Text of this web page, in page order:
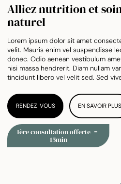
1ère consultation offerte
15min
Alliez nutrition et
naturel
Lorem ipsum dolor sit amet
velit. Mauris enim vel suspendisse
donec. Odio aenean vestibulum
nisi massa hendrerit. Diam nullam
tincidunt libero vel velit sed. Sed
RENDEZ-VOUS EN SAVOIR PLUS